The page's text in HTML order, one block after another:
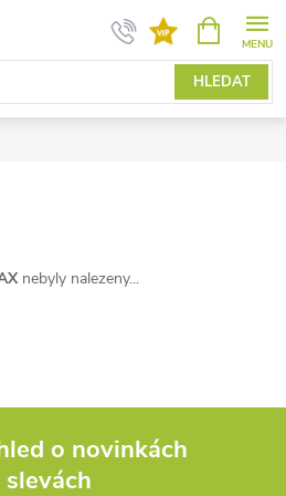
HLEDAT
NÁKUPNÍ
KOŠÍK
nebyly nalezeny...
o novinkách
slevách